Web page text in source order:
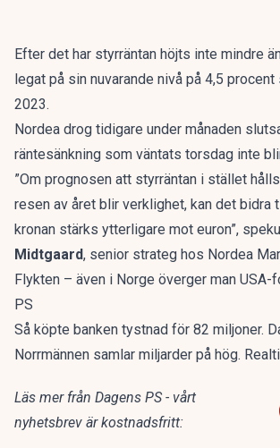
Efter det har styrräntan höjts inte mindre
legat på sin nuvarande nivå på 4,5
2023.
Nordea drog tidigare under månaden
räntesänkning som väntats torsdag inte
”Om prognosen att styrräntan i stället
resen av året blir verklighet, kan det bidra
kronan stärks ytterligare mot euron”,
Midtgaard, senior strateg hos Nordea
Flykten – även i Norge överger man USA-
PS
Så köpte banken tystnad för 82 miljoner.
Norrmännen samlar miljarder på hög.
Läs mer från Dagens PS - vårt
nyhetsbrev är kostnadsfritt: